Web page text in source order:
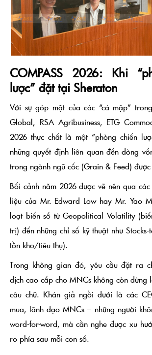
COMPASS 2026: Khi
lược” đặt tại Sheraton
Với sự góp mặt của các “cá mập”
Global, RSA Agribusiness, ETG
2026 thực chất là một “phòng chiến
những quyết định liên quan đến dòng
trong ngành ngũ cốc (Grain & Feed)
Bối cảnh năm 2026 được vẽ nên qua
liệu của Mr. Edward Low hay Mr. Yao
loạt biến số từGeopolitical Volatility
trị) đến những chỉ số kỹ thuật như
tồn kho/tiêu thụ).
Trong không gian đó, yêu cầu đặt ra
dịch cao cấp cho MNCs không còn dừng
câu chữ. Khán giả ngồi dưới là các
mua, lãnh đạo MNCs – những người
word-for-word, mà cần nghe được xu
ro phía sau mỗi con số.